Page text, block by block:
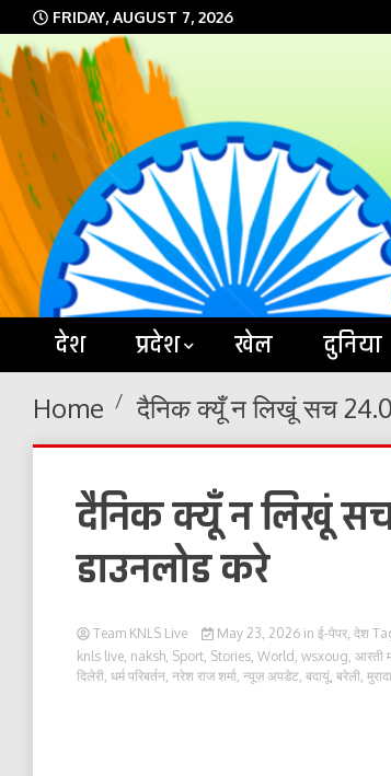
Skip
to
content
FRIDAY, AUGUST 7, 2026
देश प्रदेश खेल दुनिया
Home दैनिक क्यूँ न लिखूं सच
दैनिक क्यूँ न लिखूं
डाउनलोड करे
Team KNLS Live May 23, 2026 in ई-पेपर, देश
knls live, naksh, Sport, Stories, World , wsxoug, आरती
दिलेरी, धर्म परिबर्तन, नरेश राज शर्मा, न्यूज़ अपडेट, बदायूं, बरेली,